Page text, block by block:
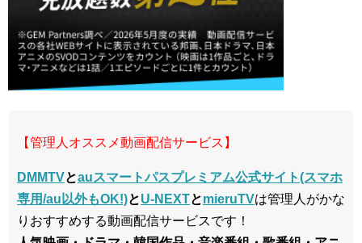
【管理人オススメ動画配信サービス】
DMMTVとauスマートパスプレミアム公式サイト(スマホ
専用/au以外もOK!)とU-NEXTとmieruTVは管理人がかな
りおすすめする動画配信サービスです！